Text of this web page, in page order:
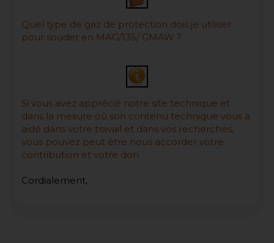
Quel type de gaz de protection dois je utiliser
pour souder en MAG/135/ GMAW ?
Si vous avez apprécié notre site technique et
dans la mesure où son contenu technique vous a
aidé dans votre travail et dans vos recherches,
vous pouvez peut être nous accorder votre
contribution et votre don.
Cordialement,